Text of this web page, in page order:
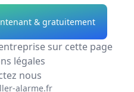
Alpes-de-Haute-
Provence
Installation Alarme
Hautes-Alpes
& gratuitement
sur cette page
légales
nous
alarme.fr